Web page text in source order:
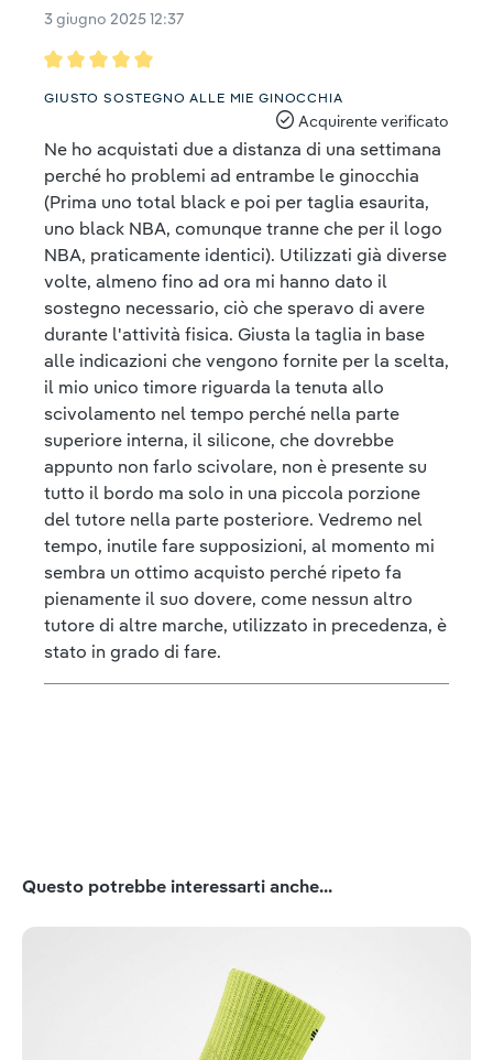
3 giugno 2025 12:37
GIUSTO SOSTEGNO ALLE MIE GINOCCHIA
Acquirente verificato
Ne ho acquistati due a distanza di una settimana
perché ho problemi ad entrambe le ginocchia
(Prima uno total black e poi per taglia esaurita,
uno black NBA, comunque tranne che per il logo
NBA, praticamente identici). Utilizzati già diverse
volte, almeno fino ad ora mi hanno dato il
sostegno necessario, ciò che speravo di avere
durante l'attività fisica. Giusta la taglia in base
alle indicazioni che vengono fornite per la scelta,
il mio unico timore riguarda la tenuta allo
scivolamento nel tempo perché nella parte
superiore interna, il silicone, che dovrebbe
appunto non farlo scivolare, non è presente su
tutto il bordo ma solo in una piccola porzione
del tutore nella parte posteriore. Vedremo nel
tempo, inutile fare supposizioni, al momento mi
sembra un ottimo acquisto perché ripeto fa
pienamente il suo dovere, come nessun altro
tutore di altre marche, utilizzato in precedenza, è
stato in grado di fare.
Salta la galleria dei prodotti
Questo potrebbe interessarti anche...